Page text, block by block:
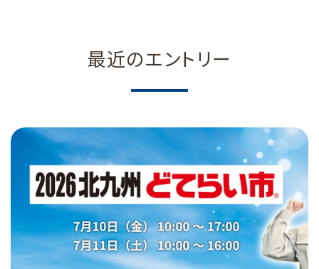
最近のエントリー